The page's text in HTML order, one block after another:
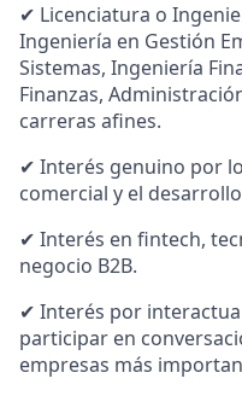
✔ Licenciatura o
Ingeniería en Gestión
Sistemas, Ingeniería
Finanzas,
carreras afines.
✔ Interés genuino por
comercial y el
✔ Interés en fintech,
negocio B2B.
✔ Interés por
participar en
empresas más